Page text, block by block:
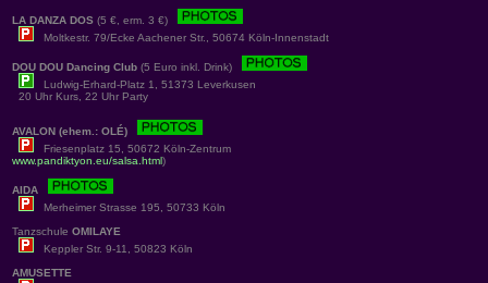
LA DANZA DOS (5 €, erm. 3 €)
Moltkestr. 79/Ecke Aachener Str., 50674 Köln-Innenstadt
DOU DOU Dancing Club (5 Euro inkl. Drink)
Ludwig-Erhard-Platz 1, 51373 Leverkusen
20 Uhr Kurs, 22 Uhr Party
AVALON (ehem.: OLÉ)
Friesenplatz 15, 50672 Köln-Zentrum
www.pandiktyon.eu/salsa.html)
AIDA
Merheimer Strasse 195, 50733 Köln
Tanzschule OMILAYE
Keppler Str. 9-11, 50823 Köln
AMUSETTE